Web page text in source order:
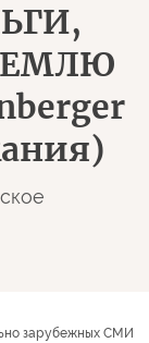
зарубежных СМИ